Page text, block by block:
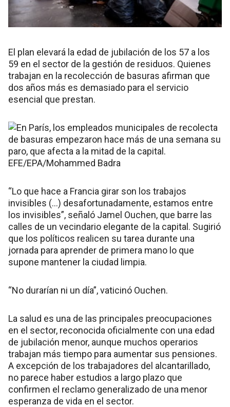
El plan elevará la edad de jubilación de los 57 a los
59 en el sector de la gestión de residuos. Quienes
trabajan en la recolección de basuras afirman que
dos años más es demasiado para el servicio
esencial que prestan.
“Lo que hace a Francia girar son los trabajos
invisibles (…) desafortunadamente, estamos entre
los invisibles”, señaló Jamel Ouchen, que barre las
calles de un vecindario elegante de la capital. Sugirió
que los políticos realicen su tarea durante una
jornada para aprender de primera mano lo que
supone mantener la ciudad limpia.
“No durarían ni un día”, vaticinó Ouchen.
La salud es una de las principales preocupaciones
en el sector, reconocida oficialmente con una edad
de jubilación menor, aunque muchos operarios
trabajan más tiempo para aumentar sus pensiones.
A excepción de los trabajadores del alcantarillado,
no parece haber estudios a largo plazo que
confirmen el reclamo generalizado de una menor
esperanza de vida en el sector.